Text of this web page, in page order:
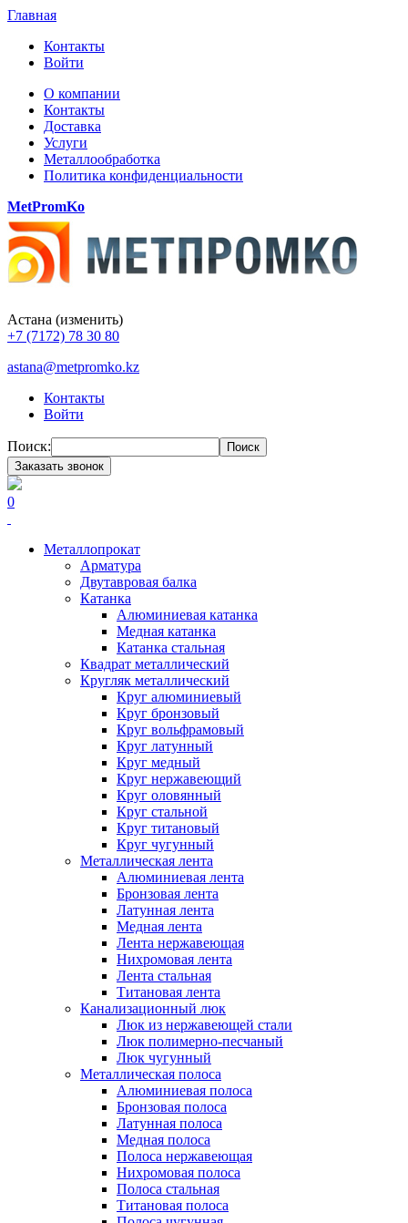
Главная
Контакты
Войти
О компании
Контакты
Доставка
Услуги
Металлообработка
Политика конфиденциальности
MetPromKo
Астана (изменить)
+7 (7172) 78 30 80
astana@metpromko.kz
Контакты
Войти
Поиск:
Поиск
Заказать звонок
0
Металлопрокат
Арматура
Двутавровая балка
Катанка
Алюминиевая катанка
Медная катанка
Катанка стальная
Квадрат металлический
Кругляк металлический
Круг алюминиевый
Круг бронзовый
Круг вольфрамовый
Круг латунный
Круг медный
Круг нержавеющий
Круг оловянный
Круг стальной
Круг титановый
Круг чугунный
Металлическая лента
Алюминиевая лента
Бронзовая лента
Латунная лента
Медная лента
Лента нержавеющая
Нихромовая лента
Лента стальная
Титановая лента
Канализационный люк
Люк из нержавеющей стали
Люк полимерно-песчаный
Люк чугунный
Металлическая полоса
Алюминиевая полоса
Бронзовая полоса
Латунная полоса
Медная полоса
Полоса нержавеющая
Нихромовая полоса
Полоса стальная
Титановая полоса